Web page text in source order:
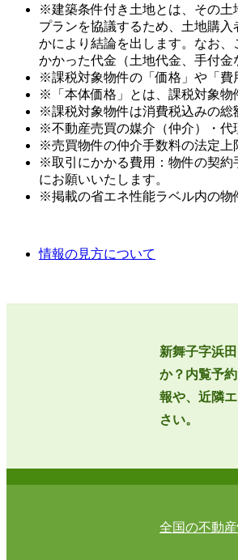
※建築条件付き土地とは、その土
プランを協議するため、土地購
かにより結論を出します。なお
かかった代金（土地代金、手付金
※課税対象物件の「価格」や「費
※「本体価格」とは、課税対象物
※課税対象物件は消費税込みの総
※不動産売買の媒介（仲介）・代
※売買物件の仲介手数料の法定上
※取引にかかる費用：物件の契約
にお願いいたします。
※掲載の省エネ性能ラベル内の物
情報の見方について
新舞子字浜
か？内覧予
報や、近隣
さい。
全国の不動